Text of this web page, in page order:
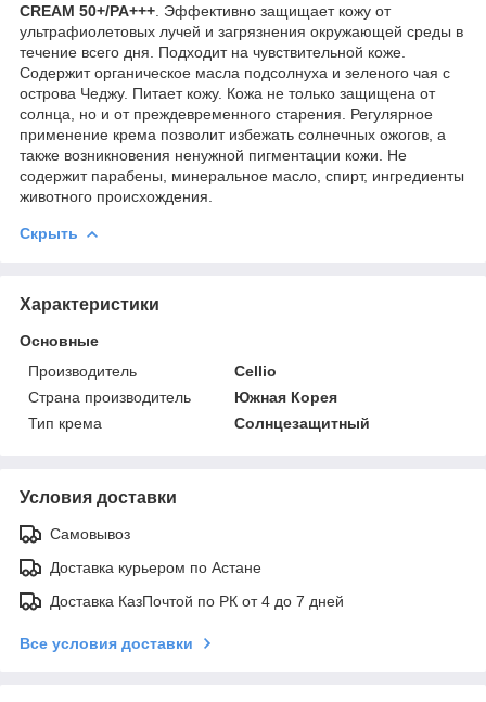
CREAM 50+/PA+++ . Эффективно защищает кожу от
ультрафиолетовых лучей и загрязнения окружающей среды в
течение всего дня. Подходит на чувствительной коже.
Содержит органическое масла подсолнуха и зеленого чая с
острова Чеджу. Питает кожу. Кожа не только защищена от
солнца, но и от преждевременного старения. Регулярное
применение крема позволит избежать солнечных ожогов, а
также возникновения ненужной пигментации кожи. Не
содержит парабены, минеральное масло, спирт, ингредиенты
животного происхождения.
Скрыть
Характеристики
Основные
Производитель
Cellio
Страна производитель
Южная Корея
Тип крема
Солнцезащитный
Условия доставки
Самовывоз
Доставка курьером по Астане
Доставка КазПочтой по РК от 4 до 7 дней
Все условия доставки